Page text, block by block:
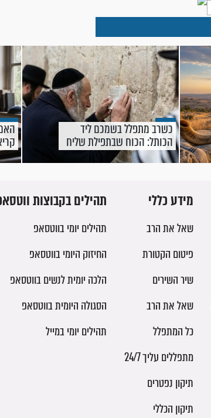
כשרב מתפלל בשמכם ליד
הכותל: הכוח שבתפילת שליח
מידע כללי
שאל את הרב
פיטום הקטורת
שיר השירים
שאל את הרב
כל המתפלל
מתפללים עליך 24/7
תיקון נפטרים
תיקון הכללי
תהילים בקבוצות
תהילים יומי בווטסאפ
החיזוק היומי בווטסאפ
הלכה יומית לנשים בווטסאפ
הסגולה היומית בווטסאפ
תהילים יומי במייל